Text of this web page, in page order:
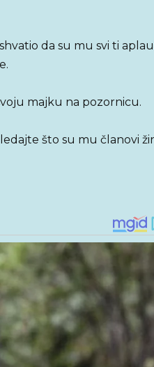
da su mu svi ti
majku na pozornicu.
što su mu članovi